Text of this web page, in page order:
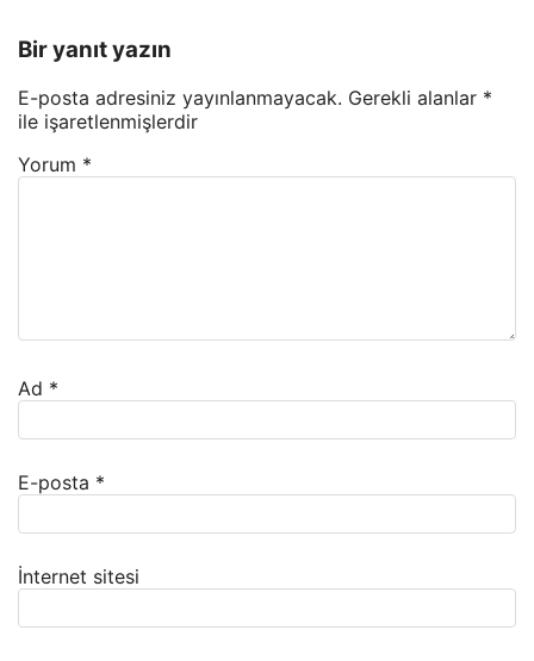
Bir yanıt yazın
E-posta adresiniz yayınlanmayacak. Gerekli alanlar *
ile işaretlenmişlerdir
Yorum *
Ad *
E-posta *
İnternet sitesi